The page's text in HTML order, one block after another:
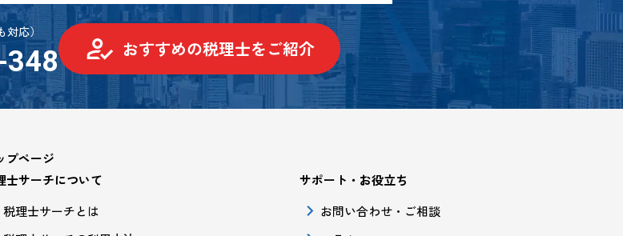
対応）
348 おすすめの税理士をご紹介
プページ
士サーチについて
税理士サーチとは
サポート・お役立ち
お問い合わせ・ご相談